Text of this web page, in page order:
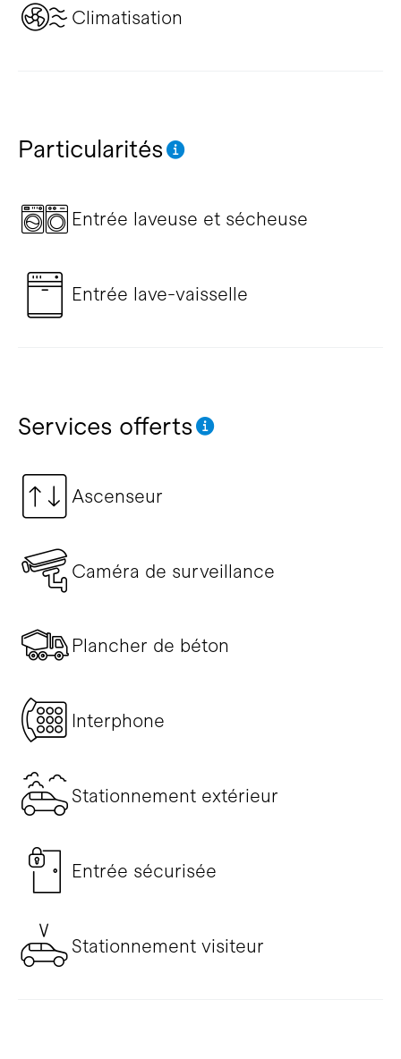
Climatisation
Particularités
Entrée laveuse et sécheuse
Entrée lave-vaisselle
Services offerts
Ascenseur
Caméra de surveillance
Plancher de béton
Interphone
Stationnement extérieur
Entrée sécurisée
Stationnement visiteur